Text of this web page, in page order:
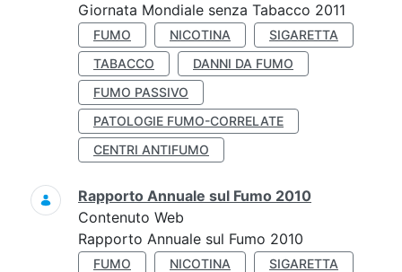
Giornata Mondiale senza Tabacco 2011
FUMO NICOTINA
SIGARETTA
TABACCO
DANNI DA FUMO
FUMO PASSIVO
PATOLOGIE FUMO-CORRELATE
CENTRI ANTIFUMO
Rapporto Annuale sul Fumo 2010
Contenuto Web
Rapporto Annuale sul Fumo 2010
FUMO NICOTINA
SIGARETTA